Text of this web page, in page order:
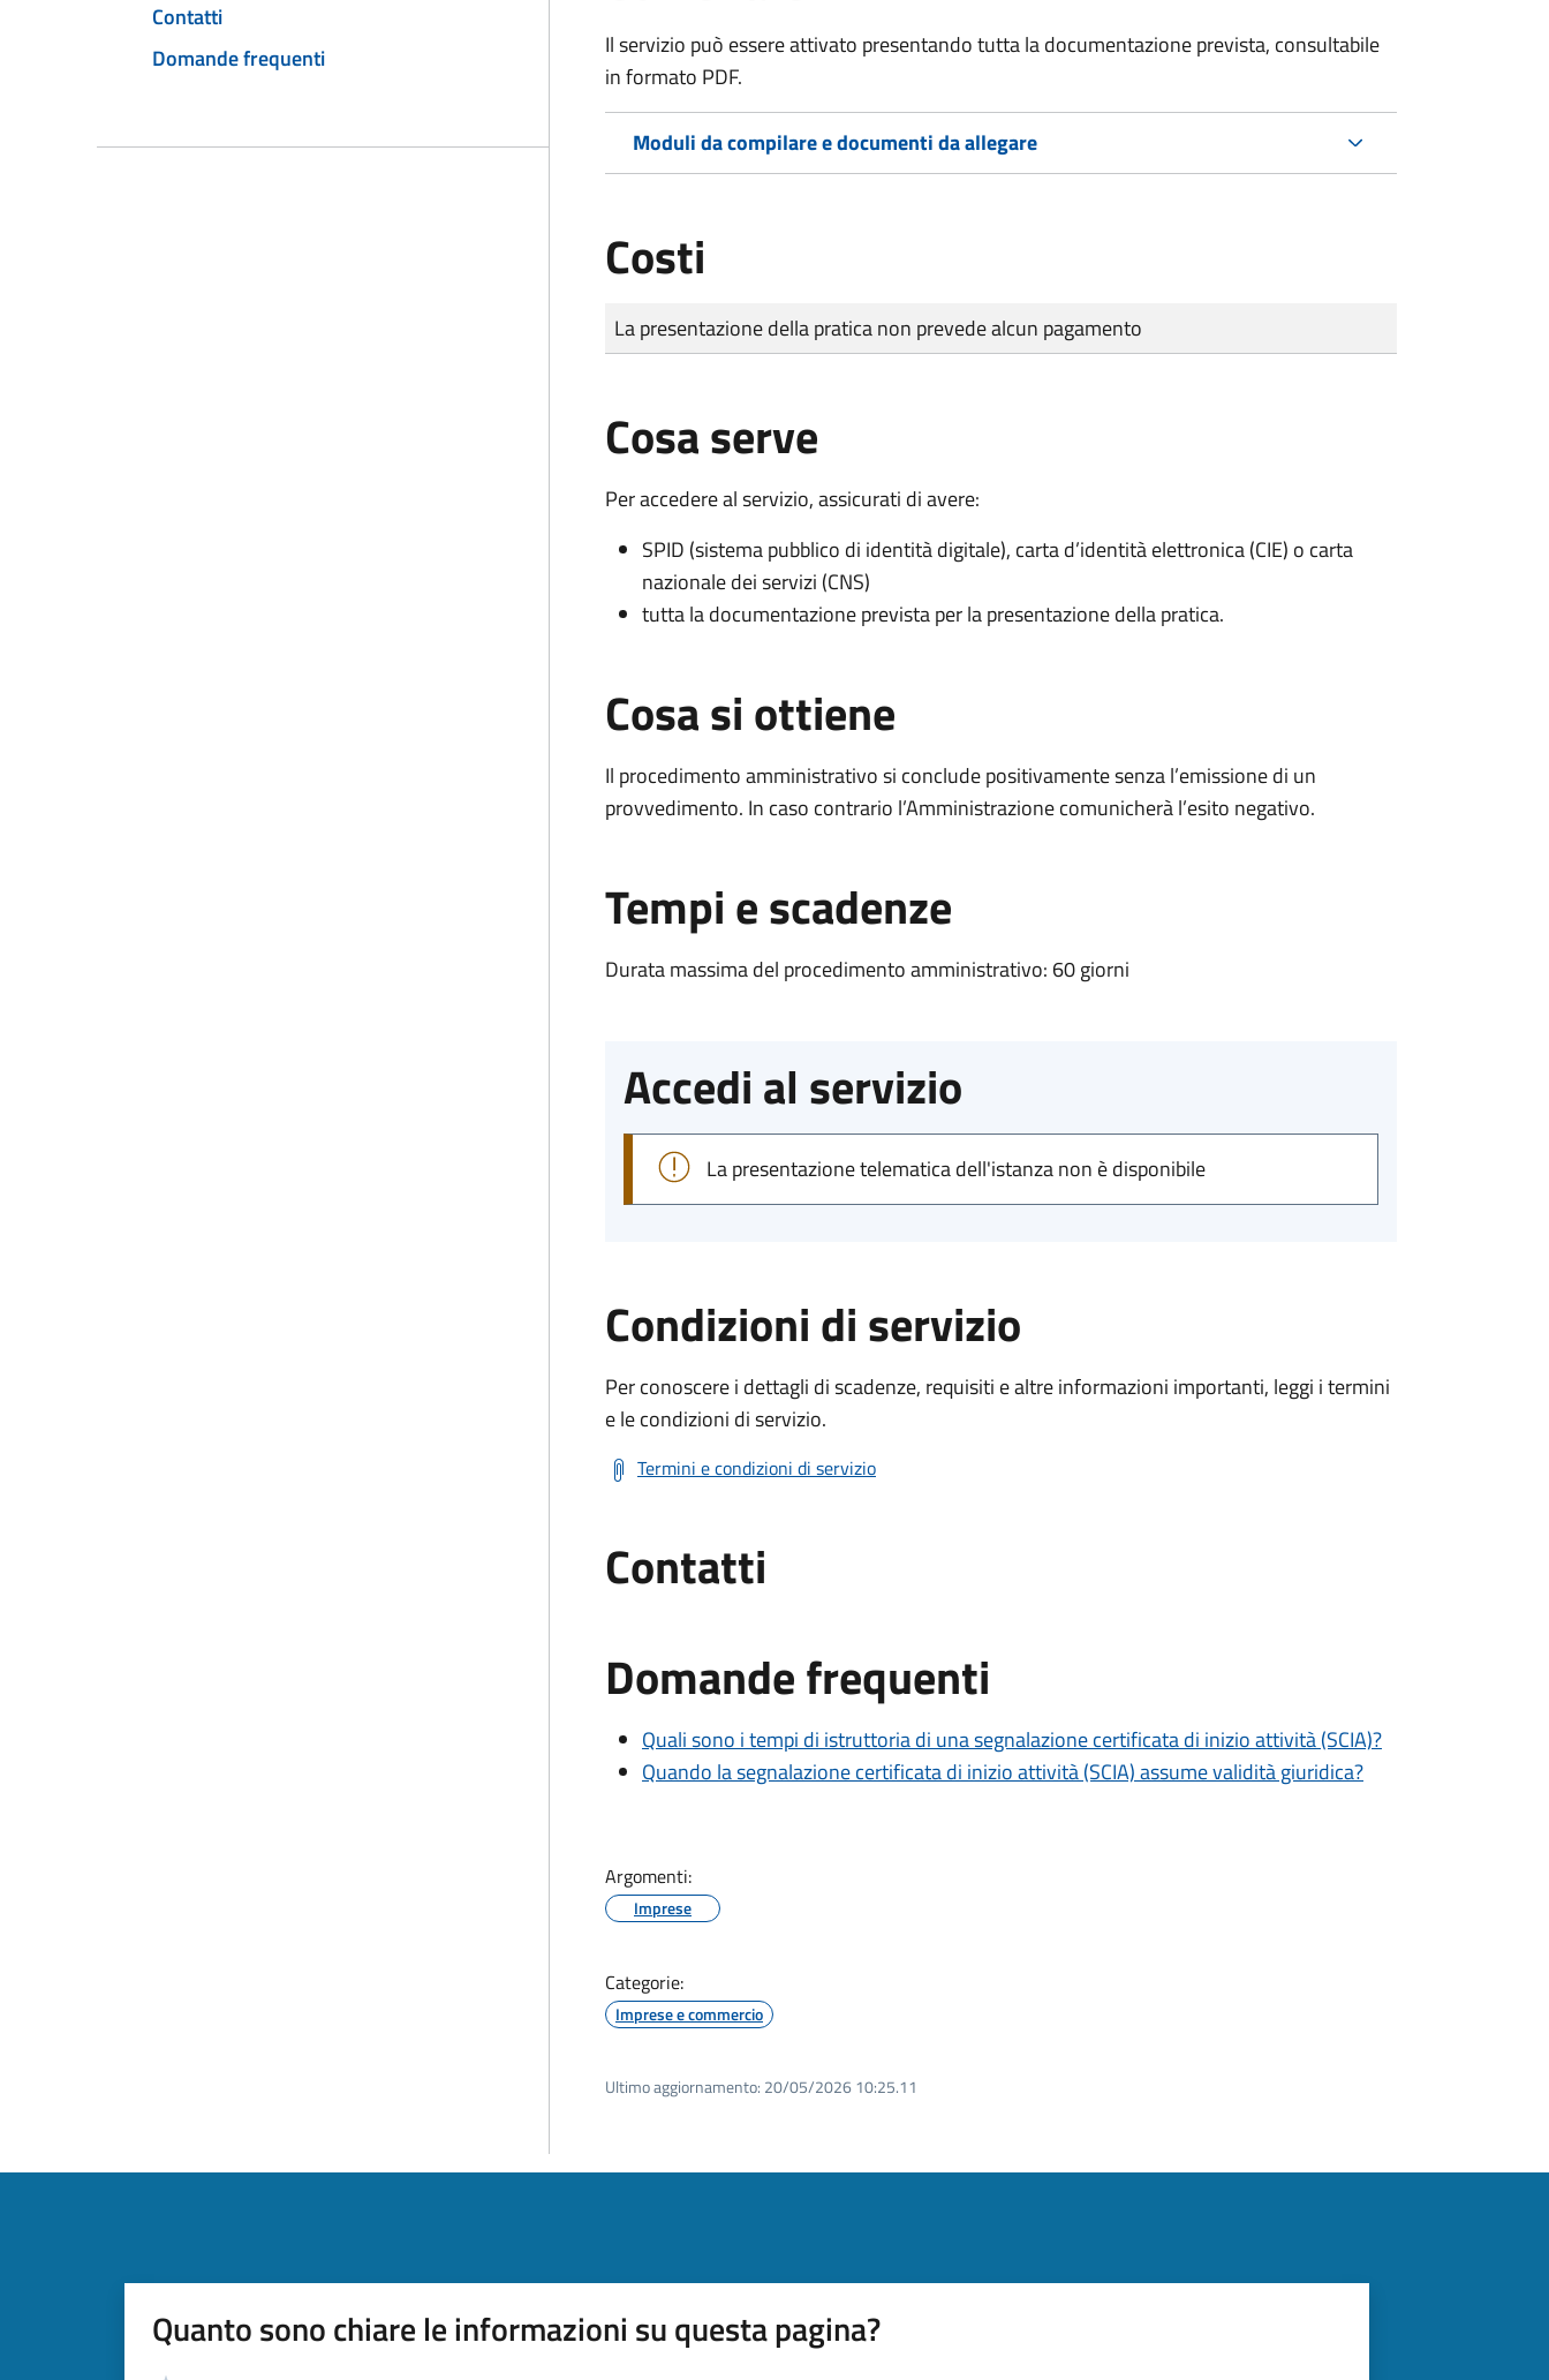
Contatti
Domande frequenti
Il servizio può essere attivato presentando tutta la documentazione prevista, consultabile
in formato PDF.
Moduli da compilare e documenti da allegare
Costi
Tipo di pagamento
Importo
La presentazione della pratica non prevede alcun pagamento
Cosa serve
Per accedere al servizio, assicurati di avere:
SPID (sistema pubblico di identità digitale), carta d’identità elettronica (CIE) o carta
nazionale dei servizi (CNS)
tutta la documentazione prevista per la presentazione della pratica.
Cosa si ottiene
Il procedimento amministrativo si conclude positivamente senza l’emissione di un
provvedimento. In caso contrario l’Amministrazione comunicherà l’esito negativo.
Tempi e scadenze
Durata massima del procedimento amministrativo: 60 giorni
Accedi al servizio
La presentazione telematica dell'istanza non è disponibile
Condizioni di servizio
Per conoscere i dettagli di scadenze, requisiti e altre informazioni importanti, leggi i termini
e le condizioni di servizio.
Termini e condizioni di servizio
Contatti
Domande frequenti
Quali sono i tempi di istruttoria di una segnalazione certificata di inizio attività (SCIA)?
Quando la segnalazione certificata di inizio attività (SCIA) assume validità giuridica?
Argomenti:
Imprese
Categorie:
Imprese e commercio
Ultimo aggiornamento: 20/05/2026 10:25.11
Quanto sono chiare le informazioni su questa pagina?